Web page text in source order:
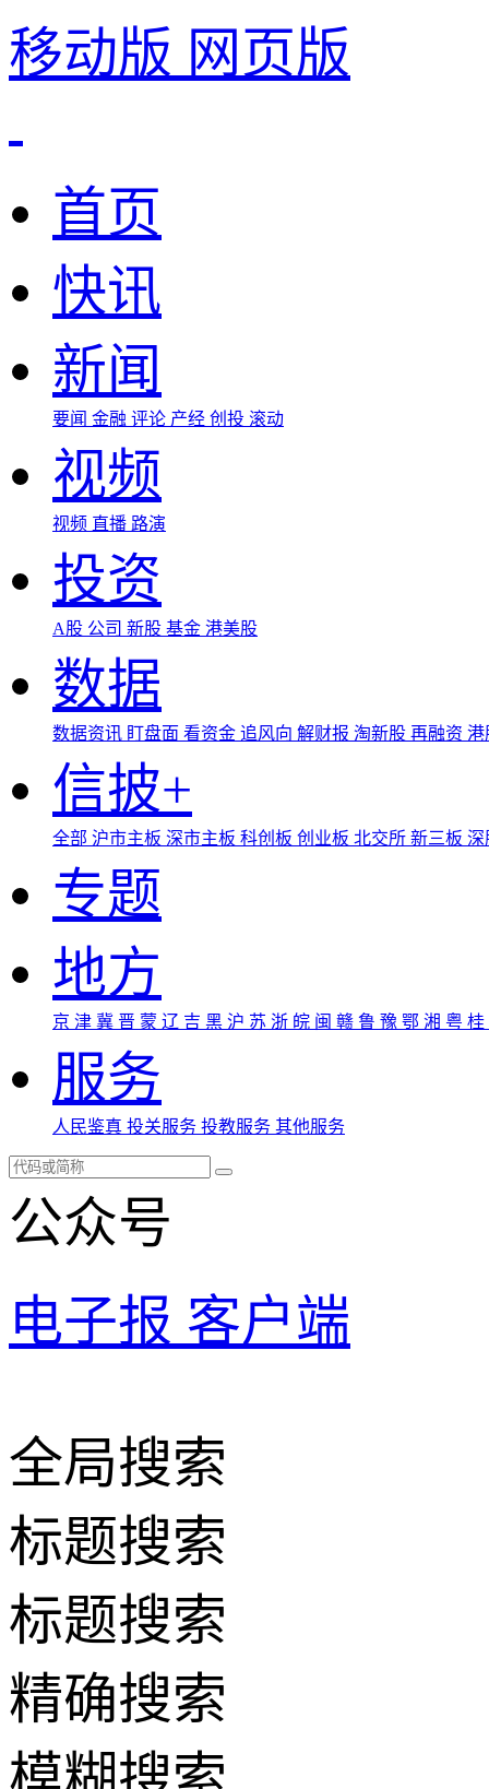
移动版 网页版
首页
快讯
新闻
要闻 金融 评论 产经 创投 滚动
视频
视频 直播 路演
投资
A股 公司 新股 基金 港美股
数据
数据资讯 盯盘面 看资金 追风向 解财报 淘新股 再融资
信披+
全部 沪市主板 深市主板 科创板 创业板 北交所 新三板
专题
地方
京 津 冀 晋 蒙 辽 吉 黑 沪 苏 浙 皖 闽 赣 鲁 豫 鄂 湘 粤 桂
服务
人民鉴真 投关服务 投教服务 其他服务
公众号
电子报 客户端
全局搜索
标题搜索
标题搜索
精确搜索